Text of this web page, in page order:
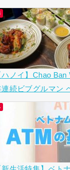
ハノイ】Chao
連続ビブグルマン